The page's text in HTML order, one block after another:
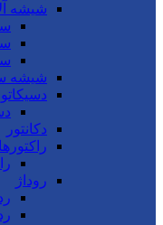
شیشه
شیشه
دکانتور
راکتورها
روداژ